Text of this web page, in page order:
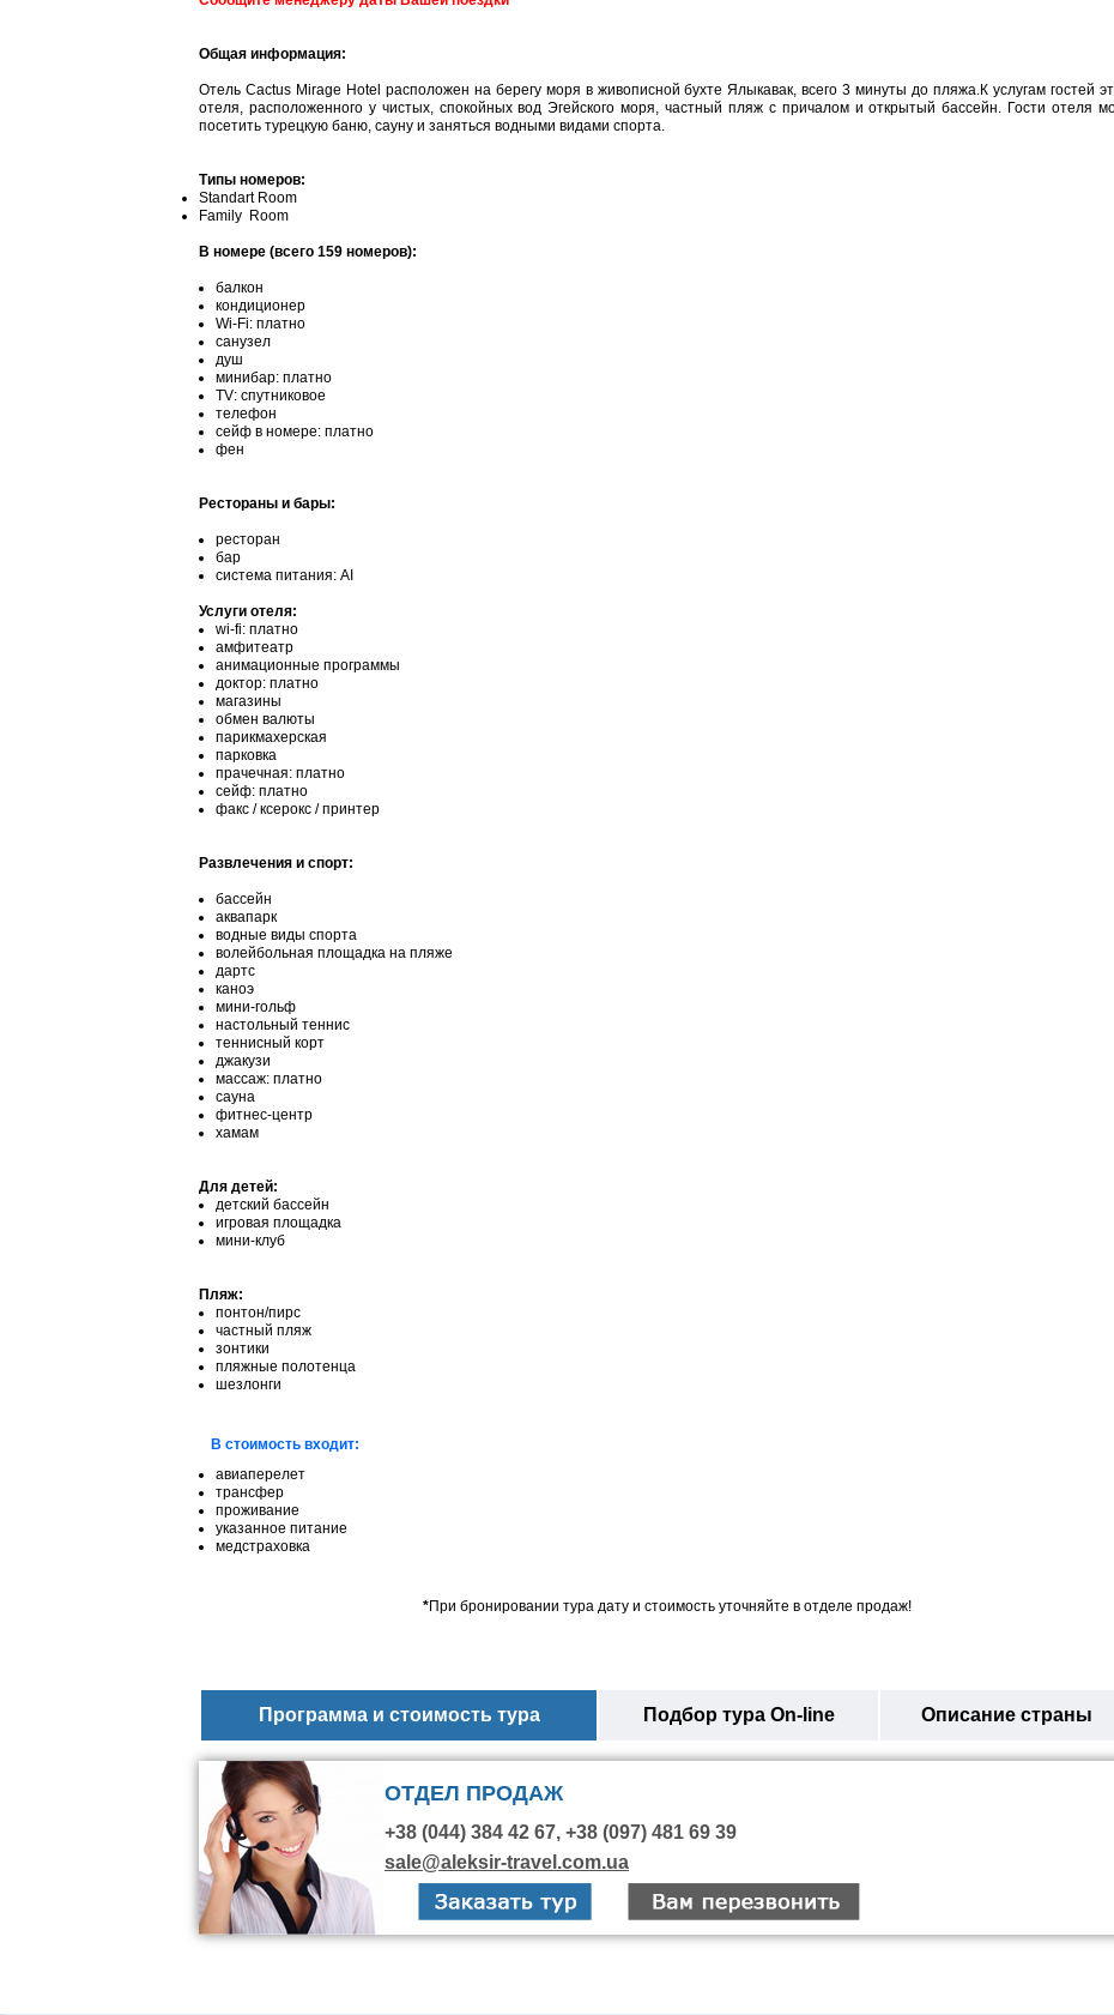
Общая информация:
Отель Cactus Mirage Hotel расположен на берегу моря в живописной бухте Ялыкавак, всего 3 минуты до пляжа.К услугам гостей
отеля, расположенного у чистых, спокойных вод Эгейского моря, частный пляж с причалом и открытый бассейн. Гости отеля
посетить турецкую баню, сауну и заняться водными видами спорта.
Типы номеров:
Standart Room
Family Room
В номере (всего 159 номеров):
балкон
кондиционер
Wi-Fi: платно
санузел
душ
минибар: платно
TV: спутниковое
телефон
сейф в номере: платно
фен
Рестораны и бары:
ресторан
бар
система питания: AI
Услуги отеля:
wi-fi: платно
амфитеатр
анимационные программы
доктор: платно
магазины
обмен валюты
парикмахерская
парковка
прачечная: платно
сейф: платно
факс / ксерокс / принтер
Развлечения и спорт:
бассейн
аквапарк
водные виды спорта
волейбольная площадка на пляже
дартс
каноэ
мини-гольф
настольный теннис
теннисный корт
джакузи
массаж: платно
сауна
фитнес-центр
хамам
Для детей:
детский бассейн
игровая площадка
мини-клуб
Пляж:
понтон/пирс
частный пляж
зонтики
пляжные полотенца
шезлонги
В стоимость входит:
авиаперелет
трансфер
проживание
указанное питание
медстраховка
*При бронировании тура дату и стоимость уточняйте в отделе продаж!
Программа и стоимость тура Подбор тура On-line Описание страны
ОТДЕЛ ПРОДАЖ
+38 (044) 384 42 67, +38 (097) 481 69 39
sale@aleksir-travel.com.ua